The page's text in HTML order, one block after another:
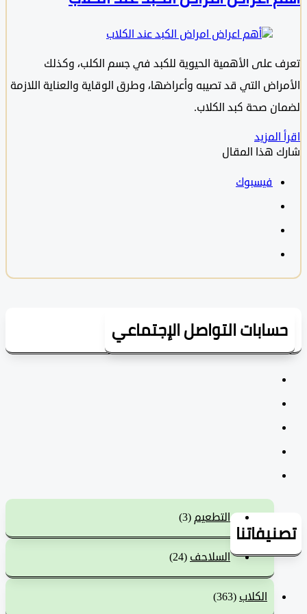
على الأهمية الحيوية للكبد في جسم الكلب، وكذلك
التي قد تصيبه وأعراضها، وطرق الوقاية والعناية اللازمة
صحة كبد الكلاب.
هذا المقال
فيسبوك
التواصل الإجتماعي
التطعيم(3)
السلاحف(24)
الكلاب(363)